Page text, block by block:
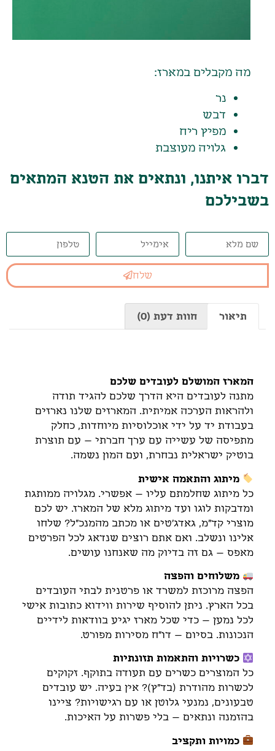
מה מקבלים במארז:
נר
דבש
מפיץ ריח
גלויה מעוצבת
דברו איתנו, ונתאים את הטנא המתאים
בשבילכם
שלח
תיאור חוות דעת (0)
המארז המושלם לעובדים שלכם
מתנה לעובדים היא הדרך שלכם להגיד תודה
ולהראות הערכה אמיתית. המארזים שלנו נארזים
בעבודת יד על ידי אוכלוסיות מיוחדות, כחלק
מתפיסה של עשייה עם ערך חברתי – עם תוצרת
בוטיק ישראלית נבחרת, ועם המון נשמה.
מיתוג והתאמה אישית
כל מיתוג שחלמתם עליו – אפשרי. מגלויה ממותגת
ומדבקות לוגו ועד מיתוג מלא של המארז. יש לכם
מוצרי קד"מ, גאדג'טים או מכתב מהמנכ"ל? שלחו
אלינו ונשלב. ואם אתם רוצים שנדאג לכל הפרטים
מאפס – גם זה בדיוק מה שאנחנו עושים.
משלוחים והפצה
הפצה מרוכזת למשרד או פרטנית לבתי העובדים
בכל הארץ. ניתן להוסיף שירות ווידוא כתובות אישי
לכל נמען – כדי שכל מארז יגיע בוודאות לידיים
הנכונות. בסיום – דו"ח מסירות מפורט.
כשרויות והתאמות תזונתיות
כל המוצרים כשרים עם תעודה בתוקף. זקוקים
לכשרות מהודרת (בד"ץ)? אין בעיה. יש עובדים
טבעונים, נמנעי גלוטן או עם רגישויות? ציינו
בהזמנה ונתאים – בלי פשרות על האיכות.
כמויות ותקציב